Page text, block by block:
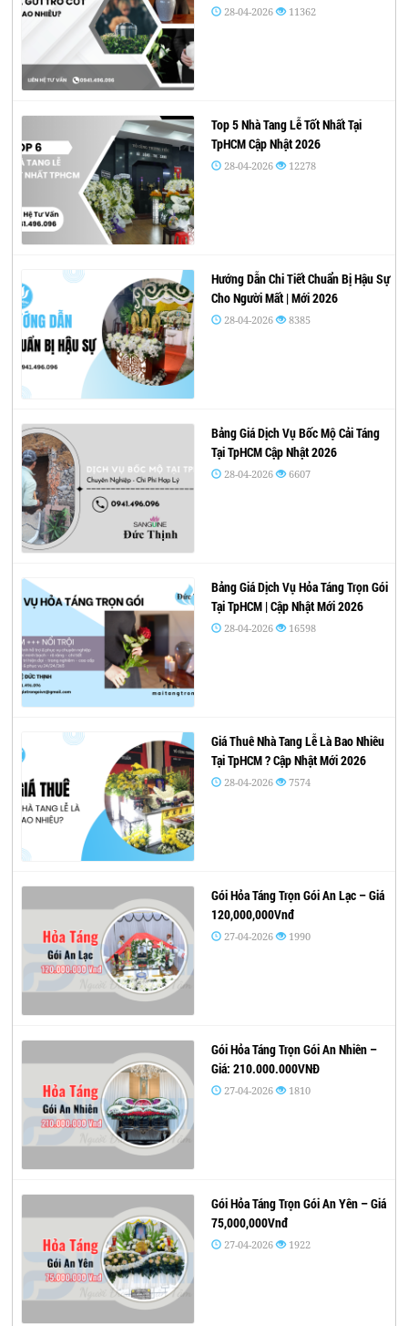
28-04-2026 11362
Top 5 Nhà Tang Lễ Tốt Nhất Tại
TpHCM Cập Nhật 2026
28-04-2026 12278
Hướng Dẫn Chi Tiết Chuẩn Bị Hậu Sự
Cho Người Mất | Mới 2026
28-04-2026 8385
Bảng Giá Dịch Vụ Bốc Mộ Cải Táng
Tại TpHCM Cập Nhật 2026
28-04-2026 6607
Bảng Giá Dịch Vụ Hỏa Táng Trọn Gói
Tại TpHCM | Cập Nhật Mới 2026
28-04-2026 16598
Giá Thuê Nhà Tang Lễ Là Bao Nhiêu
Tại TpHCM ? Cập Nhật Mới 2026
28-04-2026 7574
Gói Hỏa Táng Trọn Gói An Lạc – Giá
120,000,000Vnđ
27-04-2026 1990
Gói Hỏa Táng Trọn Gói An Nhiên –
Giá: 210.000.000VNĐ
27-04-2026 1810
Gói Hỏa Táng Trọn Gói An Yên – Giá
75,000,000Vnđ
27-04-2026 1922